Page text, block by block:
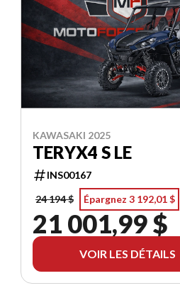
KAWASAKI 2025
TERYX4 S LE
INS00167
24 194 $
Épargnez 3 192,01 $
21 001,99 $
VOIR LES DÉTAILS